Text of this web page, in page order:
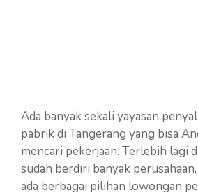
Ada banyak sekali yayasan
pabrik di Tangerang yang bisa
mencari pekerjaan. Terlebih lagi
sudah berdiri banyak
ada berbagai pilihan lowongan